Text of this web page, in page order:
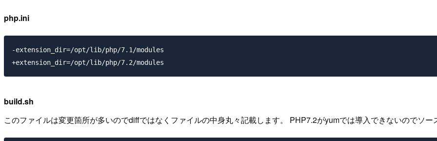
php.ini
-extension_dir=/opt/lib/php/7.1/modules
build.sh
このファイルは変更箇所が多いのでdiffではなくファイルの中身丸々記載します。 PHP7.2がyumでは導入できないのでソ